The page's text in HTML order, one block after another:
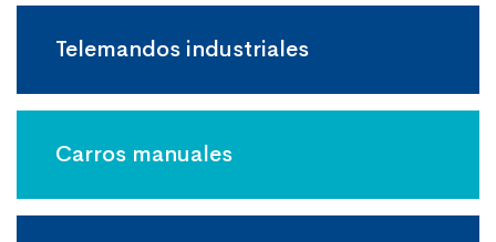
Telemandos industriales
Carros manuales